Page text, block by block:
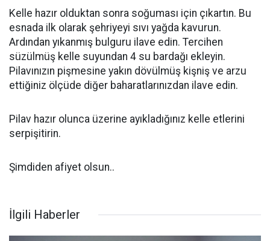
Kelle hazır olduktan sonra soğuması için çıkartın. Bu
esnada ilk olarak şehriyeyi sıvı yağda kavurun.
Ardından yıkanmış bulguru ilave edin. Tercihen
süzülmüş kelle suyundan 4 su bardağı ekleyin.
Pilavınızın pişmesine yakın dövülmüş kişniş ve arzu
ettiğiniz ölçüde diğer baharatlarınızdan ilave edin.
Pilav hazır olunca üzerine ayıkladığınız kelle etlerini
serpişitirin.
Şimdiden afiyet olsun..
İlgili Haberler